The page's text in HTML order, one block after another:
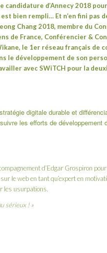
d’Annecy 2018
bien rempli… Et n’en fini pas
Chang 2018, membre du
de France, Conférencier &
le 1er réseau français de
le développement de son
avec SWiTCH pour la
digitale durable et
les efforts de développement
d’Edgar Grospiron
le web en tant qu’expert en
les usurpations.
sérieux ! »